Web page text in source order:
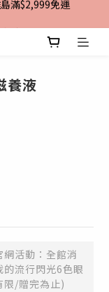
購物金
優惠
養液
網活動：全館消
流行閃光6色眼
/贈完為止)